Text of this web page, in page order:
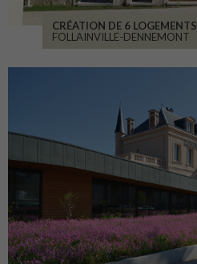
CRÉATION DE 6 LOGEMENTS
FOLLAINVILLE-DENNEMONT